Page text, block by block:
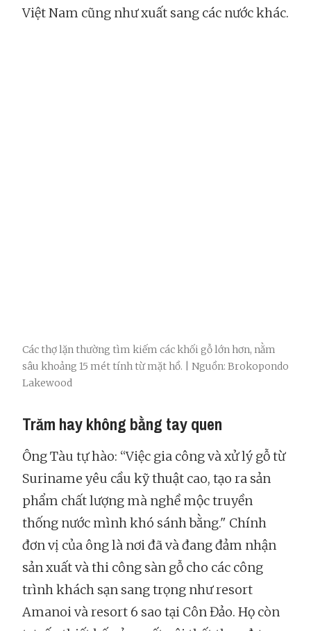
Việt Nam cũng như xuất sang các nước khác.
Các thợ lặn thường tìm kiếm các khối gỗ lớn hơn, nằm
sâu khoảng 15 mét tính từ mặt hồ. | Nguồn: Brokopondo
Lakewood
Trăm hay không bằng tay quen
Ông Tàu tự hào: “Việc gia công và xử lý gỗ từ
Suriname yêu cầu kỹ thuật cao, tạo ra sản
phẩm chất lượng mà nghề mộc truyền
thống nước mình khó sánh bằng." Chính
đơn vị của ông là nơi đã và đang đảm nhận
sản xuất và thi công sàn gỗ cho các công
trình khách sạn sang trọng như resort
Amanoi và resort 6 sao tại Côn Đảo. Họ còn